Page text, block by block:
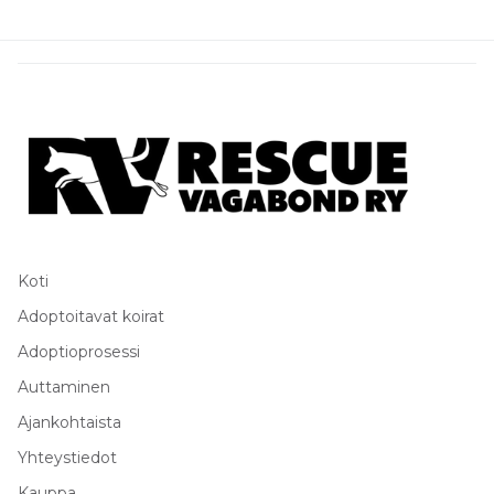
Koti
Adoptoitavat koirat
Adoptioprosessi
Auttaminen
Ajankohtaista
Yhteystiedot